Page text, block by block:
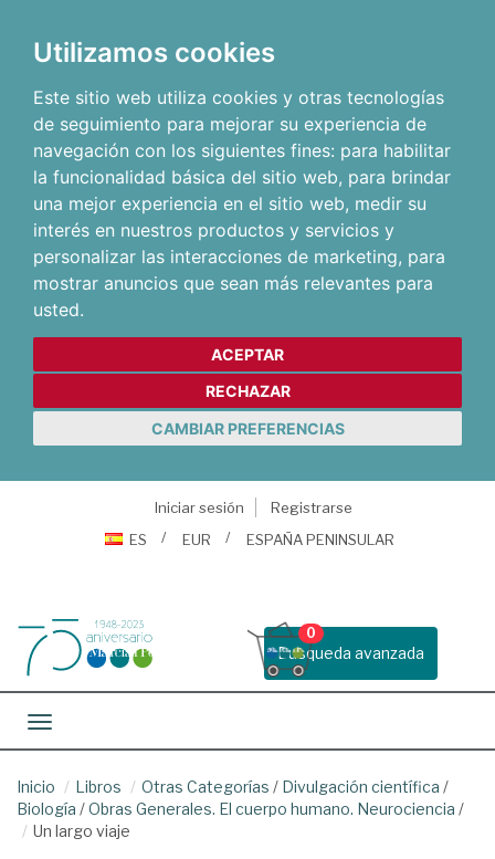
Utilizamos cookies
Este sitio web utiliza cookies y otras tecnologías
de seguimiento para mejorar su experiencia de
navegación con los siguientes fines: para habilitar
la funcionalidad básica del sitio web, para brindar
una mejor experiencia en el sitio web, medir su
interés en nuestros productos y servicios y
personalizar las interacciones de marketing, para
mostrar anuncios que sean más relevantes para
usted.
ACEPTAR
RECHAZAR
CAMBIAR PREFERENCIAS
Iniciar sesión
Registrarse
ES
EUR ESPAÑA PENINSULAR
Busqueda avanzada
0
Toggle navigation
Inicio Libros Otras Categorías / Divulgación científica /
Biología /Obras Generales. El cuerpo humano. Neurociencia /
Un largo viaje